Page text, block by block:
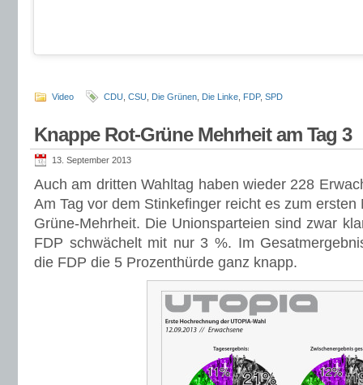
Knappe Rot-Grüne Mehrheit am Tag 3
Auch am dritten Wahltag haben wieder 228
Am Tag vor dem Stinkefinger reicht es zum
Grüne-Mehrheit. Die Unionsparteien sind zwar
FDP schwächelt mit nur 3 %. Im
die FDP die 5 Prozenthürde ganz knapp.